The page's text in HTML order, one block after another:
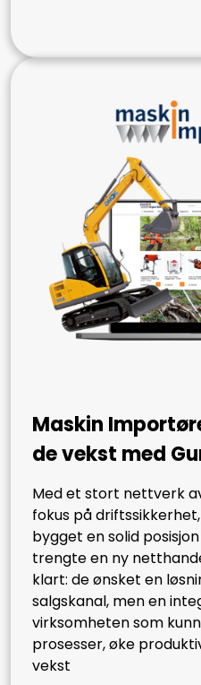
Maskin
de vekst med
Med et stort nettverk
fokus på
bygget en solid
trengte en ny
klart: de ønsket en
salgskanal, men en
virksomheten som
prosesser, øke
vekst